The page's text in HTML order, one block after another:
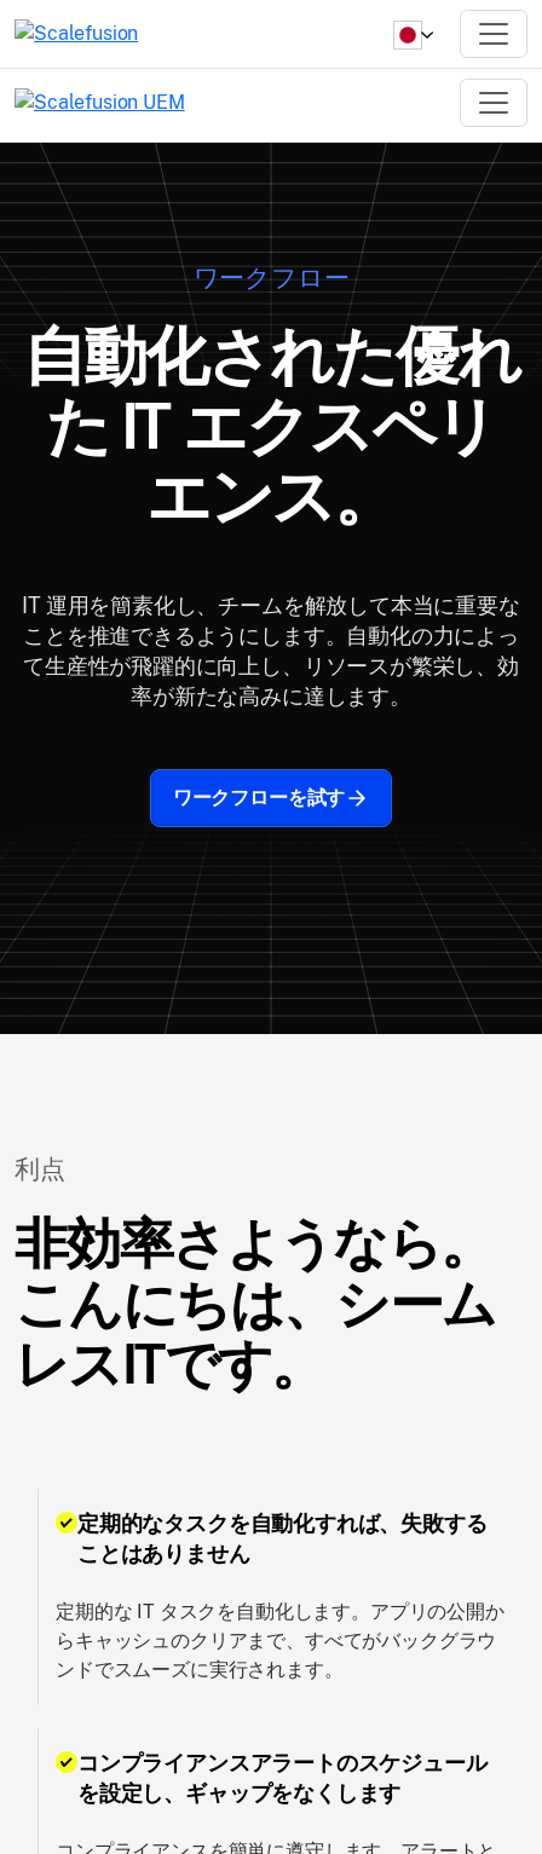
ワークフロー
自動化された優れ
た IT エクスペリ
エンス。
IT 運用を簡素化し、チームを解放して本当に重要な
ことを推進できるようにします。自動化の力によっ
て生産性が飛躍的に向上し、リソースが繁栄し、効
率が新たな高みに達します。
ワークフローを試す
利点
非効率さようなら。
こんにちは、シーム
レスITです。
定期的なタスクを自動化すれば、失敗する
ことはありません
定期的な IT タスクを自動化します。アプリの公開か
らキャッシュのクリアまで、すべてがバックグラウ
ンドでスムーズに実行されます。
コンプライアンスアラートのスケジュール
を設定し、ギャップをなくします